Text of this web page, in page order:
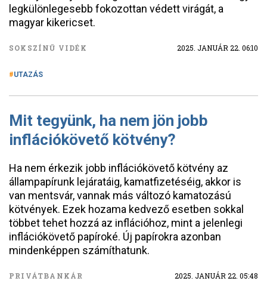
legkülönlegesebb fokozottan védett virágát, a
magyar kikericset.
SOKSZÍNŰ VIDÉK 2025. JANUÁR 22. 06:10
UTAZÁS
Mit tegyünk, ha nem jön jobb
inflációkövető kötvény?
Ha nem érkezik jobb inflációkövető kötvény az
állampapírunk lejáratáig, kamatfizetéséig, akkor is
van mentsvár, vannak más változó kamatozású
kötvények. Ezek hozama kedvező esetben sokkal
többet tehet hozzá az inflációhoz, mint a jelenlegi
inflációkövető papíroké. Új papírokra azonban
mindenképpen számíthatunk.
PRIVÁTBANKÁR 2025. JANUÁR 22. 05:48